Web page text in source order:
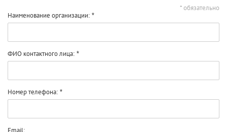
Наименование организации:
ФИО контактного лица:
Номер телефона:
Email:
* обязательно